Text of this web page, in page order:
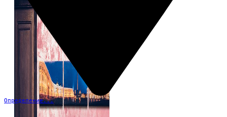
Определение...